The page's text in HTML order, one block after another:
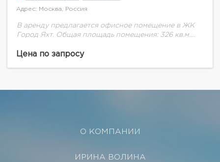
Адрес: Москва, Россия
В аренду предлагается офисное помещение в ЖК
Город Яхт. Общая площадь помещения: 326 кв.м.
первый этаж. Планировка смешанная (Openspace...
Цена по запросу
О КОМПАНИИ
ИРИНА ВОЛИНА